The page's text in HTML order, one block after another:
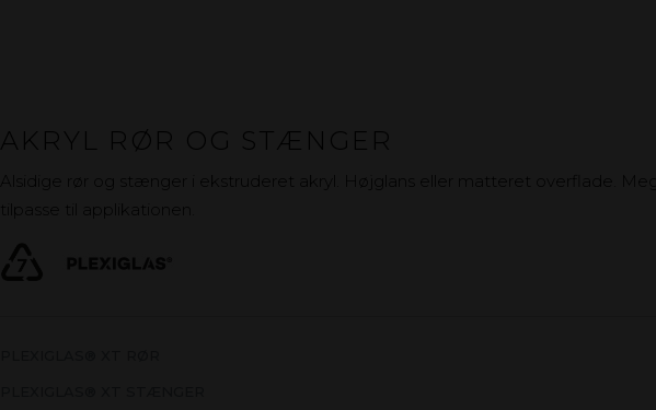
AKRYL RØR OG STÆNGER
Alsidige rør og stænger i ekstruderet akryl. Højglans eller matteret overflade.
tilpasse til applikationen.